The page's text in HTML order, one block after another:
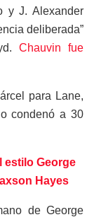
y J. Alexander
deliberada”
Chauvin fue
para Lane,
condenó a 30
estilo George
Hayes
de George